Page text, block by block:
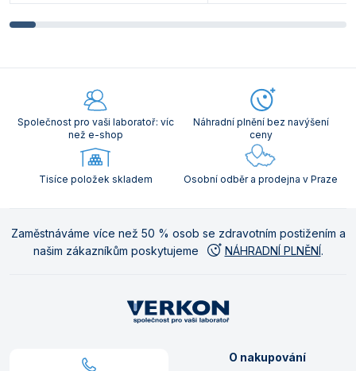
Společnost pro vaši laboratoř: víc
než e-shop
Náhradní plnění bez navýšení
ceny
Tisíce položek skladem Osobní odběr a prodejna v Praze
Zaměstnáváme více než 50 % osob se zdravotním postižením a
našim zákazníkům poskytujeme
NÁHRADNÍ PLNĚNÍ.
O nakupování